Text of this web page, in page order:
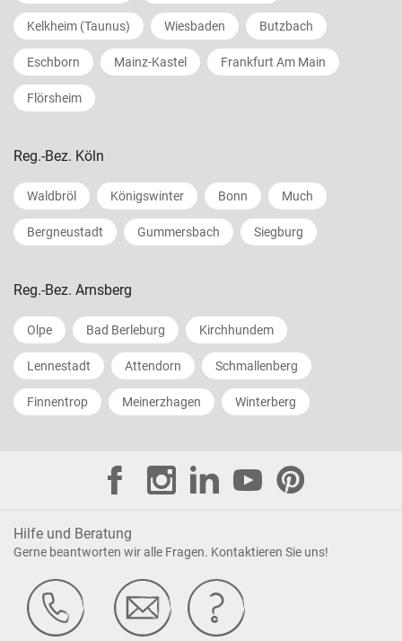
Kelkheim (Taunus) Wiesbaden Butzbach
Eschborn Mainz-Kastel Frankfurt Am Main
Flörsheim
Reg.-Bez. Köln
Waldbröl Königswinter Bonn Much
Bergneustadt Gummersbach Siegburg
Reg.-Bez. Arnsberg
Olpe Bad Berleburg Kirchhundem
Lennestadt Attendorn Schmallenberg
Finnentrop Meinerzhagen Winterberg
Hilfe und Beratung
Gerne beantworten wir alle Fragen. Kontaktieren Sie uns!